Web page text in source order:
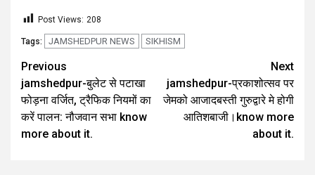
Post Views: 208
Tags: JAMSHEDPUR NEWS SIKHISM
Previous
jamshedpur-बुलेट से पटाखा
फोड़ना वर्जित, ट्रैफिक नियमों का
करें पालन: नौजवान सभा know
more about it.
Next
jamshedpur-प्रकाशोत्सव पर
जेमको आजादबस्ती गुरुद्वारे मे होगी
आतिशबाजी।know more
about it.